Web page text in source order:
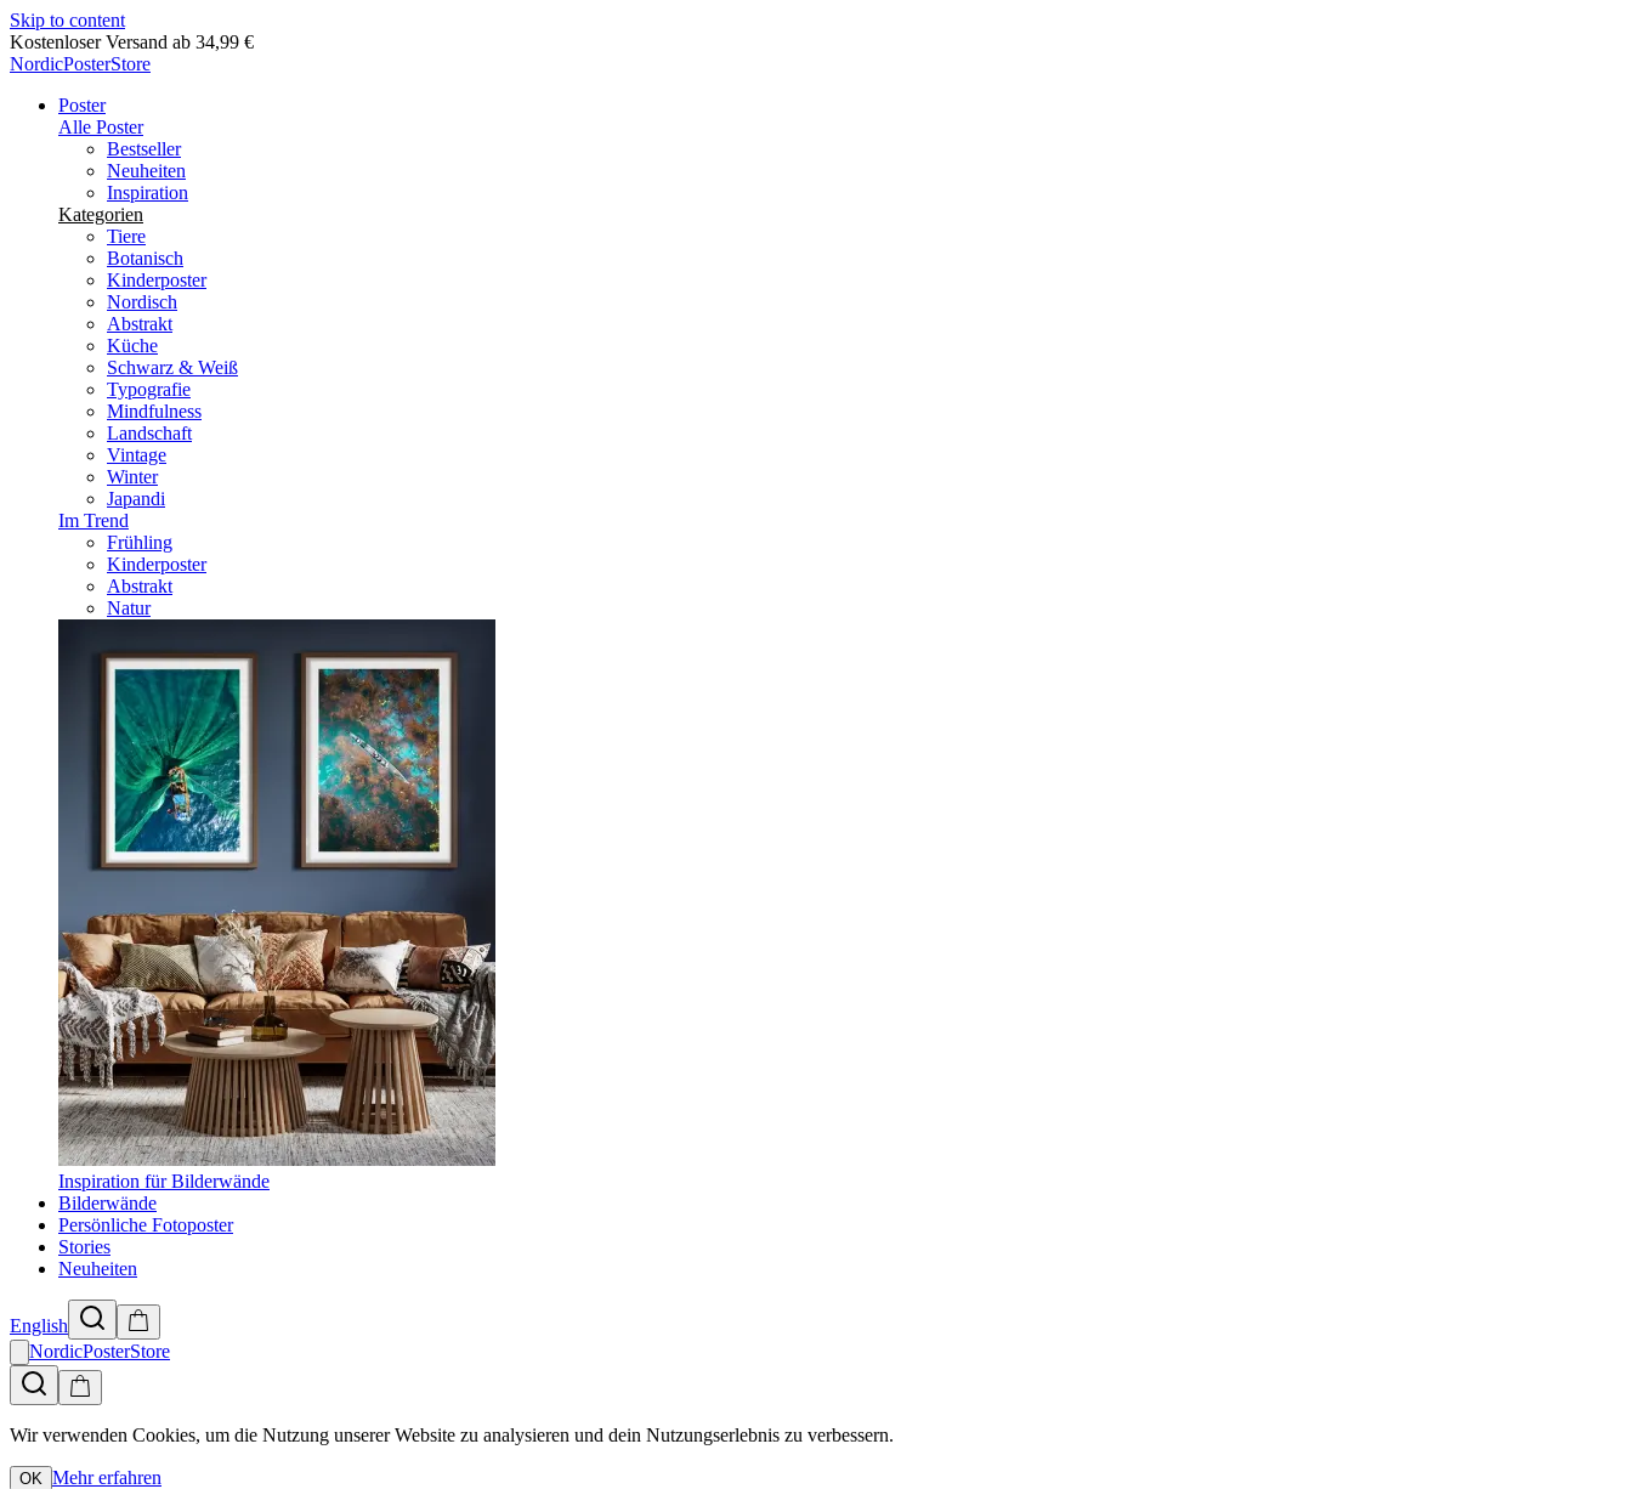
Skip to content
Kostenloser Versand ab 34,99 €
NordicPosterStore
Poster
Alle Poster
Bestseller
Neuheiten
Inspiration
Kategorien
Tiere
Botanisch
Kinderposter
Nordisch
Abstrakt
Küche
Schwarz & Weiß
Typografie
Mindfulness
Landschaft
Vintage
Winter
Japandi
Im Trend
Frühling
Kinderposter
Abstrakt
Natur
Inspiration für Bilderwände
Bilderwände
Persönliche Fotoposter
Stories
Neuheiten
English
NordicPosterStore
Wir verwenden Cookies, um die Nutzung unserer Website zu analysieren und dein Nutzungserlebnis zu verbessern.
OK Mehr erfahren